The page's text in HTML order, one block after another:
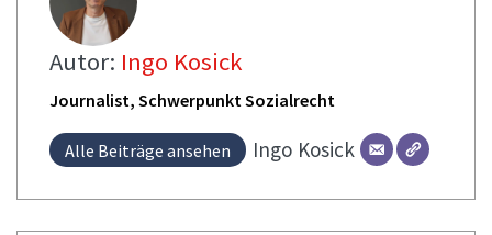
Autor: Ingo Kosick
Journalist, Schwerpunkt Sozialrecht
Alle Beiträge ansehen Ingo Kosick